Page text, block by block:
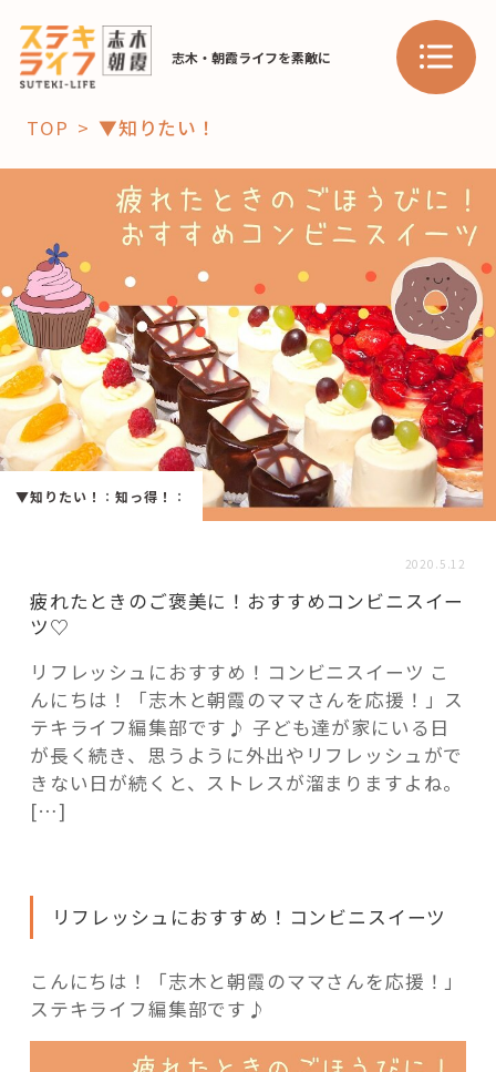
志木・朝霞ライフを素敵に
「コト」
子育て
暮らし
おすすめ
スポット 学び・教育
「場」
HAREL HAREL
活用事例
「モノ」
fleXe リノベ事例
「ひと」
これからの暮らし 住み替え相談
TOP ▼知りたい！
▼知りたい！ ：知っ得！ ：
2020.5.12
疲れたときのご褒美に！おすすめコンビニスイー
ツ♡
リフレッシュにおすすめ！コンビニスイーツ こ
んにちは！「志木と朝霞のママさんを応援！」ス
テキライフ編集部です♪ 子ども達が家にいる日
が長く続き、思うように外出やリフレッシュがで
きない日が続くと、ストレスが溜まりますよね。
[…]
リフレッシュにおすすめ！コンビニスイーツ
こんにちは！「志木と朝霞のママさんを応援！」
ステキライフ編集部です♪